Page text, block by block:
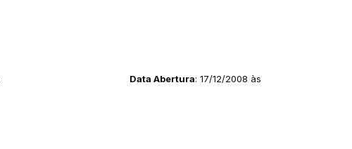
Data Abertura: 17/12/2008 às